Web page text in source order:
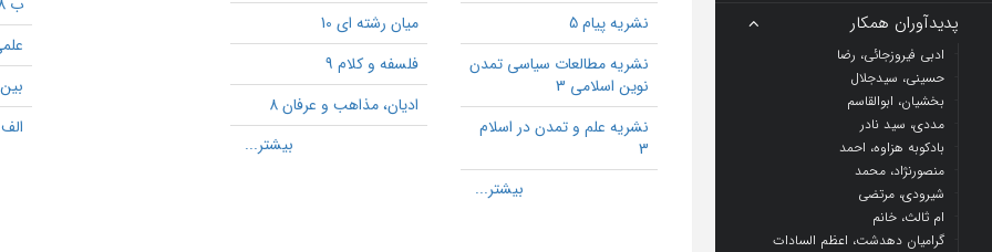
پدیدآوران همکار
ادبی فیروزجائی، رضا
حسینی، سیدجلال
بخشیان، ابوالقاسم
مددی، سید نادر
بادکوبه هزاوه، احمد
منصورنژاد، محمد
شیرودی، مرتضی
ام ثالث، خانم
گرامیان دهدشت، اعظم السادات
نشریه پیام 5
نشریه مطالعات سیاسی تمدن
نوین اسلامی 3
نشریه علم و تمدن در اسلام
3
میان رشته ای 10
فلسفه و کلام 9
ادیان، مذاهب و عرفان 8
بین
الف 1